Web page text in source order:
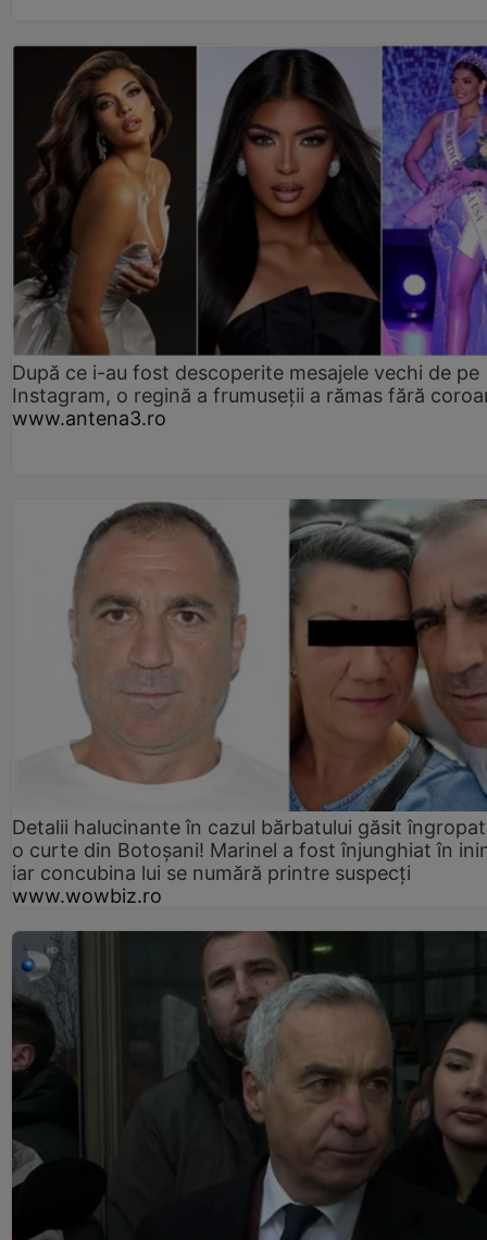
După ce i-au fost descoperite mesajele vechi de pe
Instagram, o regină a frumuseții a rămas fără
www.antena3.ro
Detalii halucinante în cazul bărbatului găsit
o curte din Botoșani! Marinel a fost înjunghiat în
iar concubina lui se numără printre suspecți
www.wowbiz.ro